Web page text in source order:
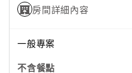
理
員
房間詳細內容
一般專案
不含餐點